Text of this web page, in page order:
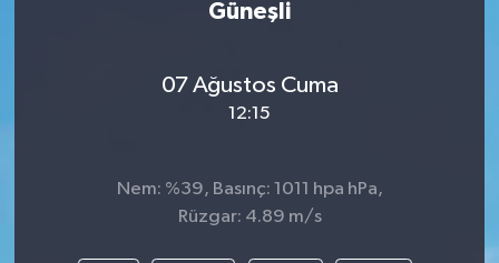
Güneşli
07 Ağustos Cuma
12:15
Nem: %39, Basınç: 1011 hpa hPa,
Rüzgar: 4.89 m/s